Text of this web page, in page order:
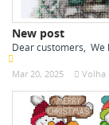
New post
Dear customers, We
Mar 20, 2025 Volha